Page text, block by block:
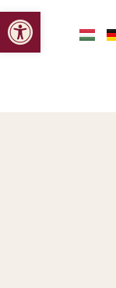
Eszköztár
Skip
to
content